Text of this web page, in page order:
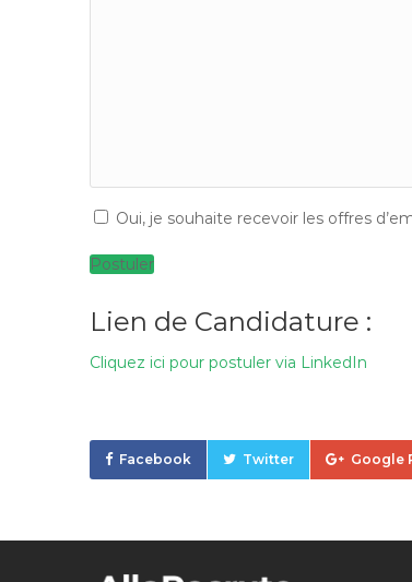
Oui, je souhaite recevoir les offres
Postuler
Lien de Candidature :
Cliquez ici pour postuler via LinkedIn
Facebook Twitter Google